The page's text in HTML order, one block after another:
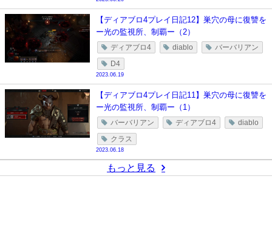
【ディアブロ4プレイ日記12】巣穴の母に復讐を
ー光の監視所、制覇ー（2）
ディアブロ4 diablo バーバリアン
D4
2023.06.19
【ディアブロ4プレイ日記11】巣穴の母に復讐を
ー光の監視所、制覇ー（1）
バーバリアン ディアブロ4 diablo
クラス
2023.06.18
もっと見る